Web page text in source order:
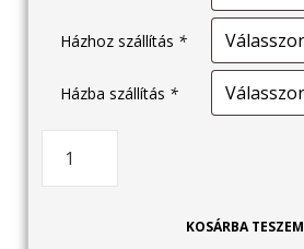
Házhoz szállítás *
Házba szállítás *
KOSÁRBA TESZEM